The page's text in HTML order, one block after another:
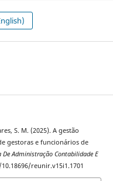
S. M. (2025). A gestão
gestoras e funcionários de
De Administração Contabilidade E
reunir.v15i1.1701